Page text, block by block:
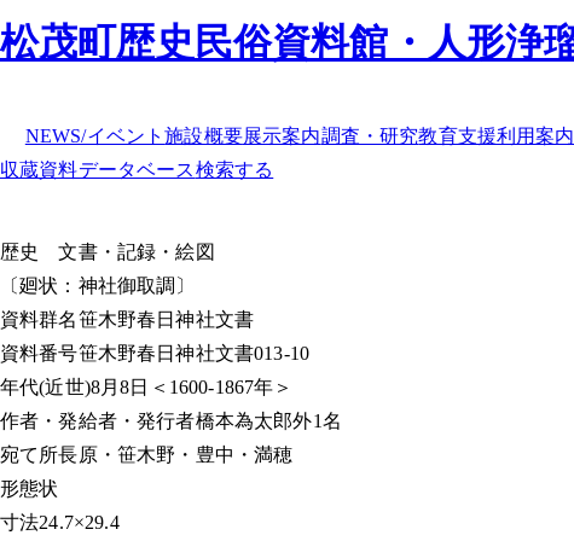
松茂町歴史民俗資料館・人形浄
NEWS/イベント施設概要展示案内調査・研究教育支援利用案
収蔵資料データベース検索する
歴史
文書・記録・絵図
〔廻状：神社御取調〕
資料群名笹木野春日神社文書
資料番号笹木野春日神社文書013-10
年代(近世)8月8日＜1600-1867年＞
作者・発給者・発行者橋本為太郎外1名
宛て所長原・笹木野・豊中・満穂
形態状
寸法24.7×29.4